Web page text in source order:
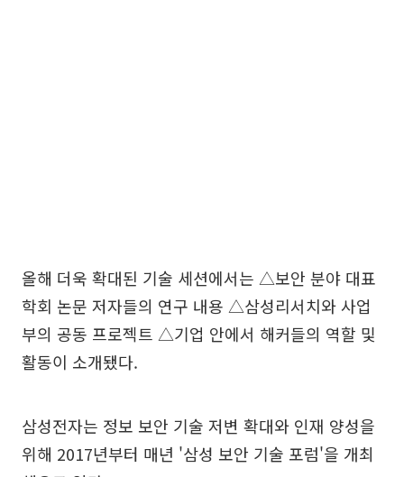
올해 더욱 확대된 기술 세션에서는 △보안 분야 대표
학회 논문 저자들의 연구 내용 △삼성리서치와 사업
부의 공동 프로젝트 △기업 안에서 해커들의 역할 및
활동이 소개됐다.
삼성전자는 정보 보안 기술 저변 확대와 인재 양성을
위해 2017년부터 매년 '삼성 보안 기술 포럼'을 개최